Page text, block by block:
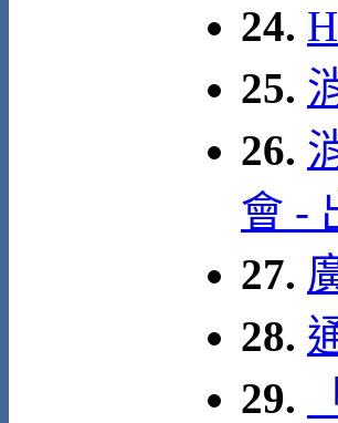
24.
25.
26.
會 -
27.
28.
29.